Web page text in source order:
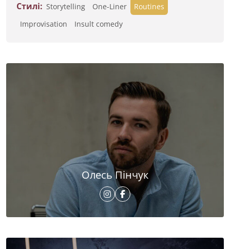
Стилі: Storytelling One-Liner
Routines
Improvisation
Insult comedy
Олесь Пінчук